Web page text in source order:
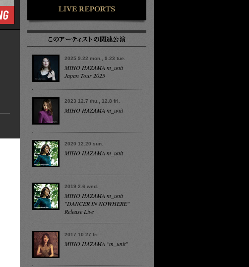
2025 9.22 mon., 9.23 tue.
MIHO HAZAMA m_unit
Japan Tour 2025
2023 12.7 thu., 12.8 fri.
MIHO HAZAMA m_unit
2020 12.20 sun.
MIHO HAZAMA m_unit
2019 2.6 wed.
MIHO HAZAMA m_unit
"DANCER IN NOWHERE"
Release Live
2017 10.27 fri.
MIHO HAZAMA "m_unit"